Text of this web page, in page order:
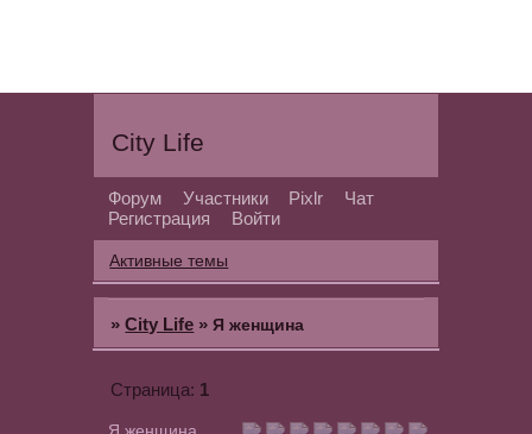
City Life
Форум Участники Pixlr
Чат
Регистрация
Войти
Активные темы
»City Life »Я женщина
Страница: 1